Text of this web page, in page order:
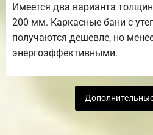
Имеется два варианта
200 мм. Каркасные бани с
получаются дешевле, но
энергоэффективными.